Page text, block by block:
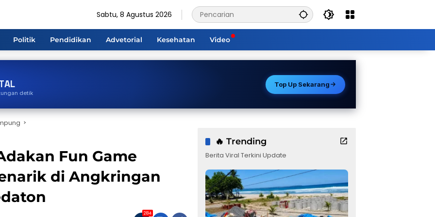
Sabtu, 8 Agustus 2026
Politik Pendidikan Advetorial Kesehatan Video
detik
Top Up Sekarang
Fun Game
di Angkringan
284
🔥 Trending
Berita Viral Terkini Update